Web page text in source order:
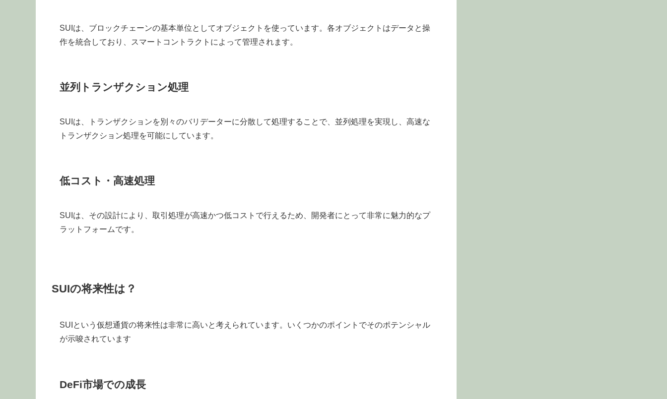
SUIは、ブロックチェーンの基本単位としてオブジェクトを使っています。各オブジェクトはデータと操
作を統合しており、スマートコントラクトによって管理されます。
並列トランザクション処理
SUIは、トランザクションを別々のバリデーターに分散して処理することで、並列処理を実現し、高速な
トランザクション処理を可能にしています。
低コスト・高速処理
SUIは、その設計により、取引処理が高速かつ低コストで行えるため、開発者にとって非常に魅力的なプ
ラットフォームです。
SUIの将来性は？
SUIという仮想通貨の将来性は非常に高いと考えられています。いくつかのポイントでそのポテンシャル
が示唆されています
DeFi市場での成長